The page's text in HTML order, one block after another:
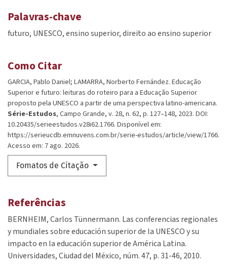
Palavras-chave
futuro UNESCO ensino superior direito ao ensino superior
Como Citar
GARCIA, Pablo Daniel; LAMARRA, Norberto Fernández. Educação
Superior e futuro: leituras do roteiro para a Educação Superior
proposto pela UNESCO a partir de uma perspectiva latino-americana.
Série-Estudos, Campo Grande, v. 28, n. 62, p. 127–148, 2023. DOI:
10.20435/serieestudos.v28i62.1766. Disponível em:
https://serieucdb.emnuvens.com.br/serie-estudos/article/view/1766.
Acesso em: 7 ago. 2026.
Fomatos de Citação
Referências
BERNHEIM, Carlos Tünnermann. Las conferencias regionales
y mundiales sobre educación superior de la UNESCO y su
impacto en la educación superior de América Latina.
Universidades, Ciudad del México, núm. 47, p. 31-46, 2010.